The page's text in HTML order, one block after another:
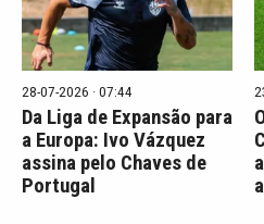
28-07-2026 · 07:44
Da Liga de Expansão para
a Europa: Ivo Vázquez
assina pelo Chaves de
Portugal